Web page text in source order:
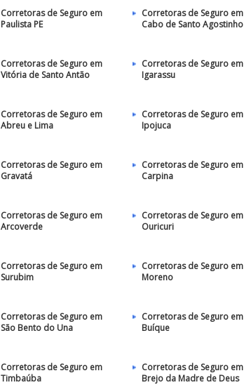
Corretoras de Seguro em
Paulista PE
Corretoras de Seguro em
Cabo de Santo Agostinho
Corretoras de Seguro em
Vitória de Santo Antão
Corretoras de Seguro em
Igarassu
Corretoras de Seguro em
Abreu e Lima
Corretoras de Seguro em
Ipojuca
Corretoras de Seguro em
Gravatá
Corretoras de Seguro em
Carpina
Corretoras de Seguro em
Arcoverde
Corretoras de Seguro em
Ouricuri
Corretoras de Seguro em
Surubim
Corretoras de Seguro em
Moreno
Corretoras de Seguro em
São Bento do Una
Corretoras de Seguro em
Buíque
Corretoras de Seguro em
Timbaúba
Corretoras de Seguro em
Brejo da Madre de Deus